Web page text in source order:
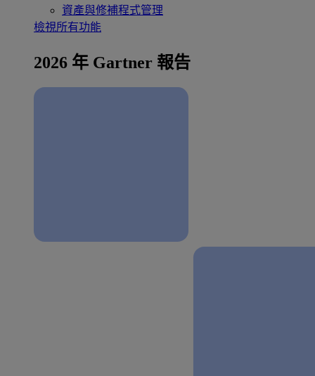
資產與修補程式管理
檢視所有功能
2026 年 Gartner 報告